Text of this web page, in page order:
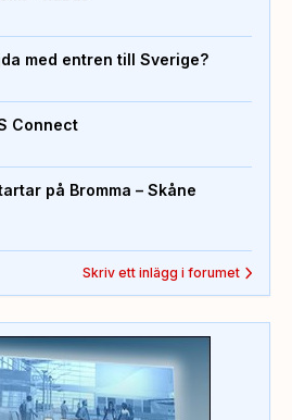
med entren till Sverige?
Connect
på Bromma – Skåne
Skriv ett inlägg i forumet